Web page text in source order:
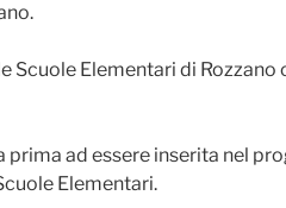
Scuole Elementari di Rozzano
prima ad essere inserita nel
Elementari.